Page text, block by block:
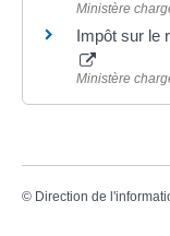
Ministère
Impôt sur le
Ministère
© Direction de